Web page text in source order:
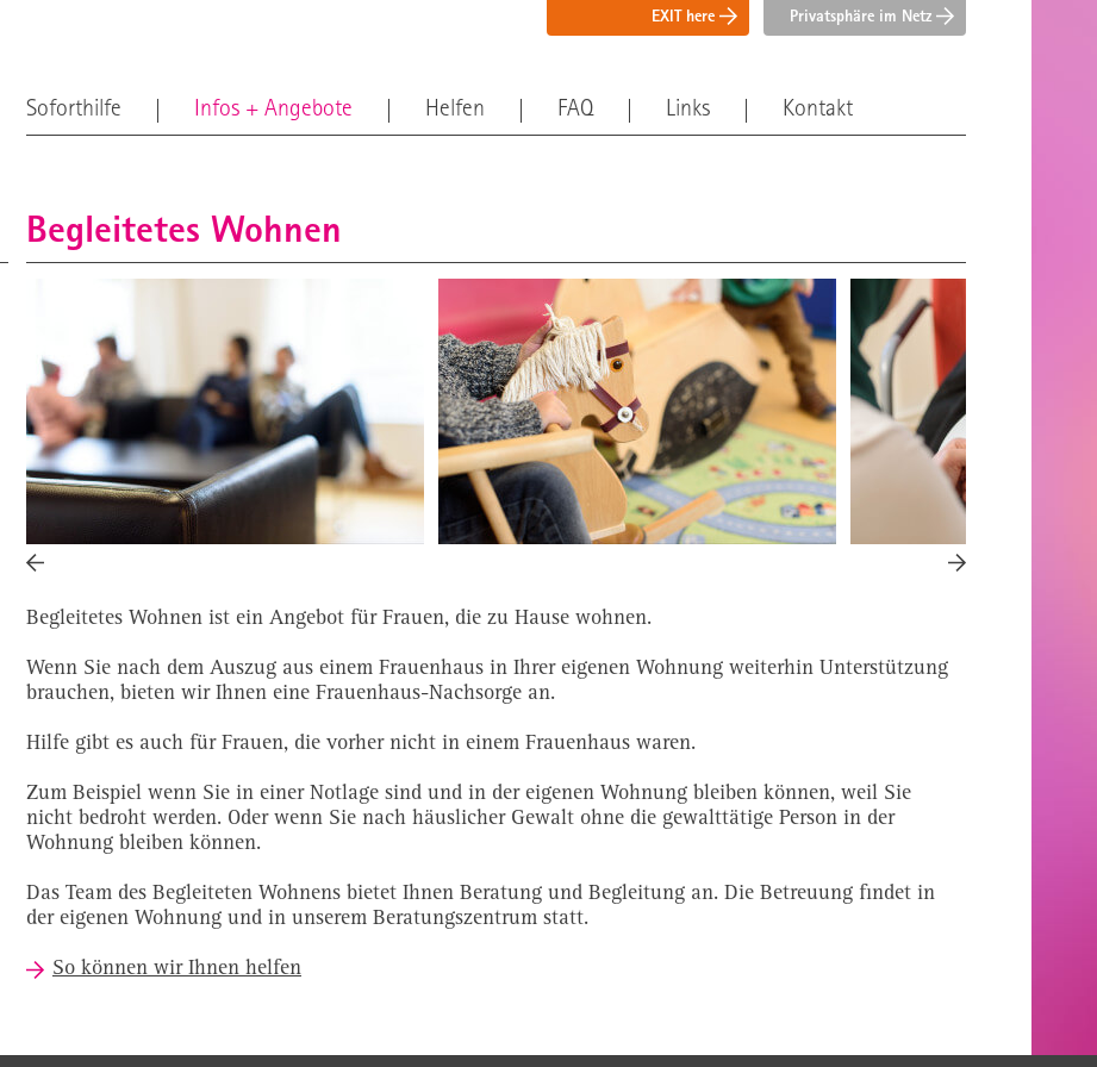
EXIT here Privatsphäre im Netz
Soforthilfe Infos + Angebote Helfen FAQ Links Kontakt
Begleitetes Wohnen
Begleitetes Wohnen ist ein Angebot für Frauen, die zu Hause wohnen.
Wenn Sie nach dem Auszug aus einem Frauenhaus in Ihrer eigenen Wohnung weiterhin Unterstützung
brauchen, bieten wir Ihnen eine Frauenhaus-Nachsorge an.
Hilfe gibt es auch für Frauen, die vorher nicht in einem Frauenhaus waren.
Zum Beispiel wenn Sie in einer Notlage sind und in der eigenen Wohnung bleiben können, weil Sie
nicht bedroht werden. Oder wenn Sie nach häuslicher Gewalt ohne die gewalttätige Person in der
Wohnung bleiben können.
Das Team des Begleiteten Wohnens bietet Ihnen Beratung und Begleitung an. Die Betreuung findet in
der eigenen Wohnung und in unserem Beratungszentrum statt.
So können wir Ihnen helfen